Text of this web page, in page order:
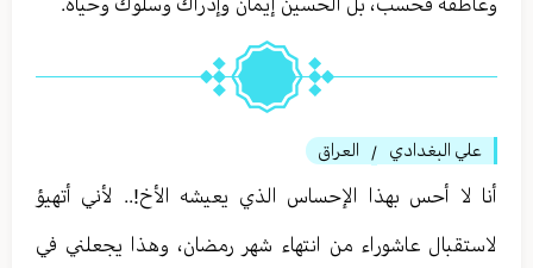
علي البغدادي / العراق
أنا لا أحس بهذا الإحساس الذي يعيشه الأخ!.. لأني أتهيؤ
لاستقبال عاشوراء من انتهاء شهر رمضان، وهذا يجعلني في